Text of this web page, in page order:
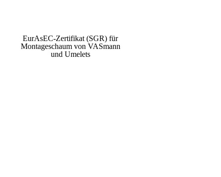
EurAsEC-Zertifikat (SGR) für
Montageschaum von VASmann
und Umelets